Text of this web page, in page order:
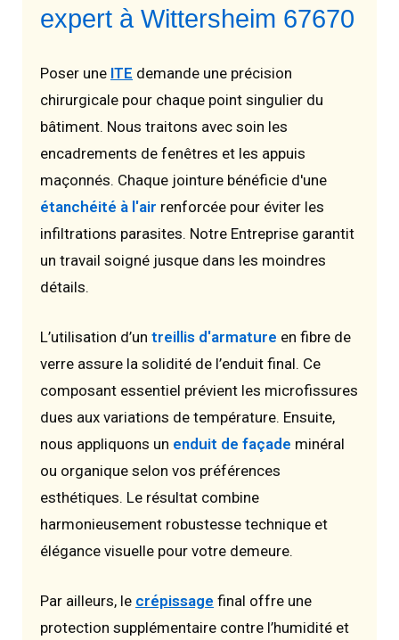
expert à Wittersheim 67670
Poser une ITE demande une précision
chirurgicale pour chaque point singulier du
bâtiment. Nous traitons avec soin les
encadrements de fenêtres et les appuis
maçonnés. Chaque jointure bénéficie d'une
étanchéité à l'air renforcée pour éviter les
infiltrations parasites. Notre Entreprise garantit
un travail soigné jusque dans les moindres
détails.
L’utilisation d’un treillis d'armature en fibre de
verre assure la solidité de l’enduit final. Ce
composant essentiel prévient les microfissures
dues aux variations de température. Ensuite,
nous appliquons un enduit de façade minéral
ou organique selon vos préférences
esthétiques. Le résultat combine
harmonieusement robustesse technique et
élégance visuelle pour votre demeure.
Par ailleurs, le crépissage final offre une
protection supplémentaire contre l’humidité et